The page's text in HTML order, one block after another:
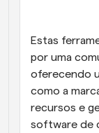
Webhooks
Receba
Estas
por uma
oferecendo
como a
recursos e
software de